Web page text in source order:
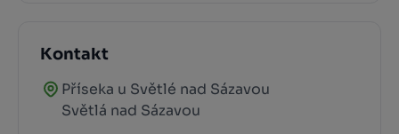
Kontakt
Příseka u Světlé nad Sázavou
Světlá nad Sázavou